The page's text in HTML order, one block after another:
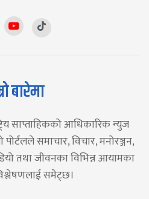
बारेमा
साप्ताहिकको आधिकारिक न्युज
पोर्टलले समाचार, विचार, मनोरञ्जन,
तथा जीवनका विभिन्न आयामका
समेट्छ।